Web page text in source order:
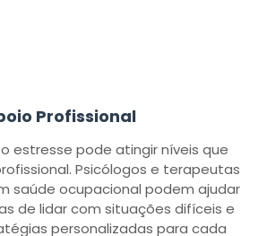
Profissional
estresse pode atingir níveis que
Psicólogos e terapeutas
saúde ocupacional podem ajudar
de lidar com situações difíceis e
personalizadas para cada